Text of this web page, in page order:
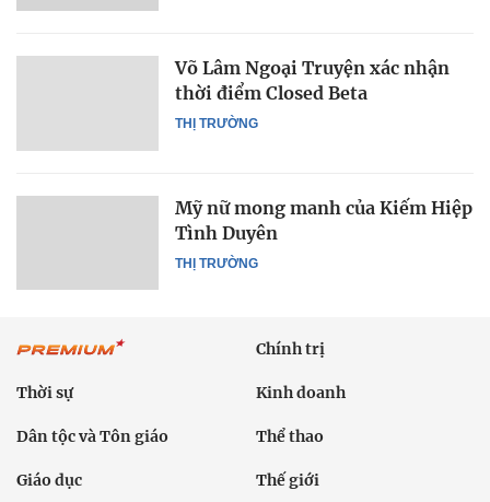
THỊ TRƯỜNG
Võ Lâm Ngoại Truyện xác nhận
thời điểm Closed Beta
THỊ TRƯỜNG
Mỹ nữ mong manh của Kiếm Hiệp
Tình Duyên
Chính trị
Thời sự Kinh doanh
Dân tộc và Tôn giáo Thể thao
Giáo dục Thế giới